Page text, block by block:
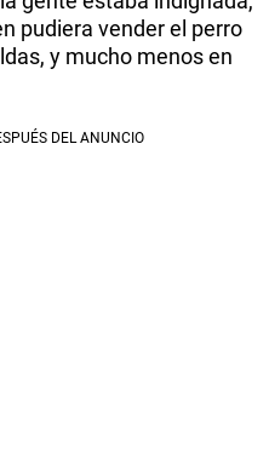
pudiera vender el perro
y mucho menos en